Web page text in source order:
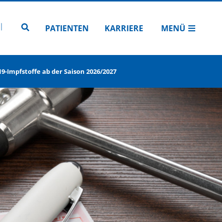
Zur Seitensuche
PATIENTEN KARRIERE MENÜ
Impfstoffe ab der Saison 2026/2027